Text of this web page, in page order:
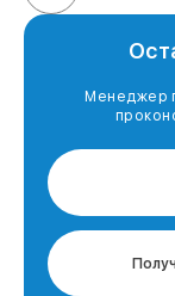
Менеджер